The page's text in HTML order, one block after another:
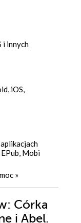
i innych
iOS,
Mobi
»
Córka
i Abel.